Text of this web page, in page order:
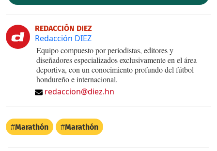
REDACCIÓN DIEZ
Redacción DIEZ
Equipo compuesto por periodistas, editores y
diseñadores especializados exclusivamente en el área
deportiva, con un conocimiento profundo del fútbol
hondureño e internacional.
redaccion@diez.hn
Marathón Marathón